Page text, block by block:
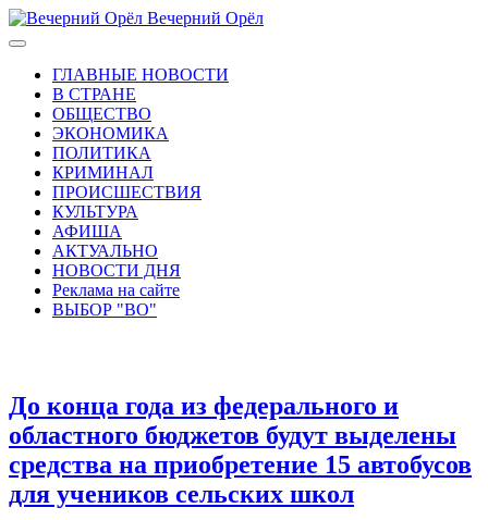
Вечерний Орёл
ГЛАВНЫЕ НОВОСТИ
В СТРАНЕ
ОБЩЕСТВО
ЭКОНОМИКА
ПОЛИТИКА
КРИМИНАЛ
ПРОИСШЕСТВИЯ
КУЛЬТУРА
АФИША
АКТУАЛЬНО
НОВОСТИ ДНЯ
Реклама на сайте
ВЫБОР "ВО"
До конца года из федерального и
областного бюджетов будут выделены
средства на приобретение 15 автобусов
для учеников сельских школ